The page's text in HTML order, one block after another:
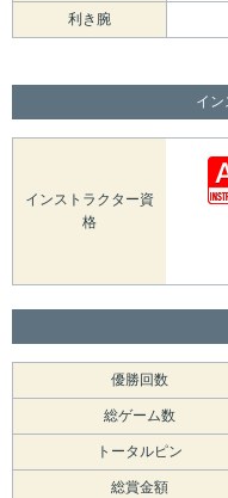
利き腕
イン
インストラクター資
格
優勝回数
総ゲーム数
トータルピン
総賞金額